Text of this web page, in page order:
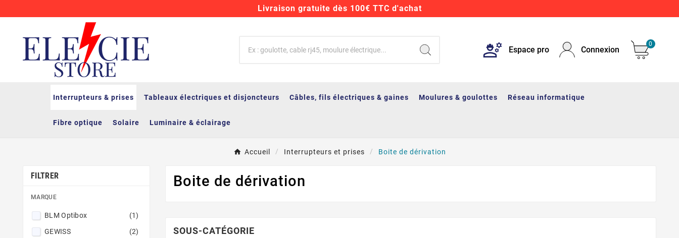
Livraison gratuite dès 100€ TTC d'achat
Espace pro Connexion
0
Interrupteurs & prises Tableaux électriques et disjoncteurs Câbles, fils électriques & gaines Moulures & goulottes Réseau informatique
Fibre optique Solaire Luminaire & éclairage
Accueil Interrupteurs et prises Boite de dérivation
FILTRER
MARQUE
BLM Optibox
(1)
GEWISS
(2)
Boite de dérivation
SOUS-CATÉGORIE